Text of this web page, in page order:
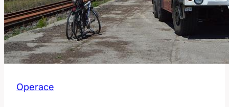
Operace